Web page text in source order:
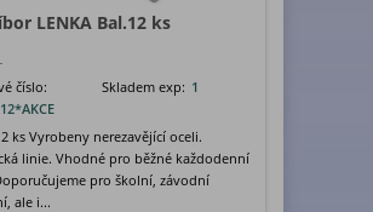
LENKA Bal.12 ks
číslo:
Skladem exp: 1
ks Vyrobeny nerezavějící oceli.
linie. Vhodné pro běžné každodenní
pro školní, závodní
ale i...